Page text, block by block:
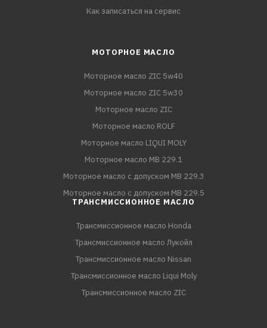
Как записаться на сервис
МОТОРНОЕ МАСЛО
Моторное масло ZIC 5w40
Моторное масло ZIC 5w30
Моторное масло ZIC
Моторное масло ROLF
Моторное масло LIQUI MOLY
Моторное масло MB 229.1
Моторное масло с допуском MB 229.3
Моторное масло с допуском MB 229.5
ТРАНСМИССИОННОЕ МАСЛО
Трансмиссионное масло Honda
Трансмиссионное масло Лукойл
Трансмиссионное масло Nissan
Трансмиссионное масло Liqui Moly
Трансмиссионное масло ZIC